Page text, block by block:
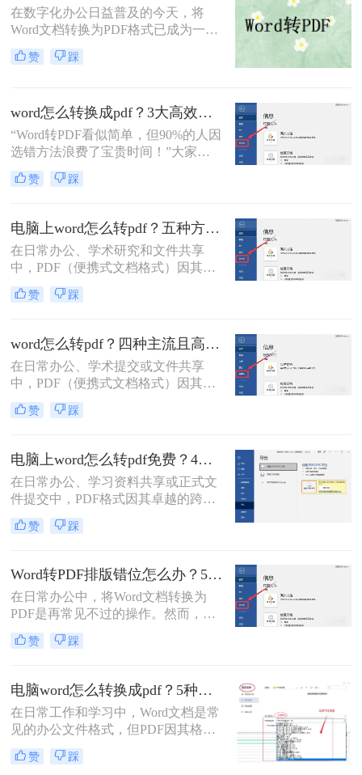
在数字化办公日益普及的今天，将
Word文档转换为PDF格式已成为一项
基本且重要的技能。PDF格式因其跨
平台兼容性、格式稳定性和安全性，
三种将Word转换为PDF的方法。
赞 踩
word怎么转换成pdf？3大高效方法详解，职场人必备技能！
“Word转PDF看似简单，但90%的人因
选错方法浪费了宝贵时间！”大家
好，我是小编——一位深耕电脑办公
软件测评多年的IT博主。在日常工作
后格式错乱，还得手动调整，太折腾
了！”尤其对于职场办公人群和自媒
体创作者而言，Word转PDF的需求高
频且关键：报告提交、合同归档、内
容分发……任何格式失误都可能导致
专业形象受损。
赞 踩
电脑上word怎么转pdf？五种方法详解！
在日常办公、学术研究和文件共享
中，PDF（便携式文档格式）因其跨
平台、格式固定、不易被篡改的特
性，已成为文件分发的标准格式。而
工具，将其内容完美转换为PDF，是
几乎每个人都会遇到的需求。那么电
脑上word怎么转pdf呢？
赞 踩
word怎么转pdf？四种主流且高效全解析！
在日常办公、学术提交或文件共享
中，PDF（便携式文档格式）因其卓
越的跨平台一致性、格式固定性和安
全性，已成为文件分发的首选格式。
辑工具，将其创作的文档转换为PDF
是一项高频且关键的操作。尽管操作
看似简单，但不同的转换方法在效
果、效率和应用场景上却大相径庭。
那么word怎么转pdf呢？
赞 踩
电脑上word怎么转pdf免费？4种高效的方法详解！
在日常办公、学习资料共享或正式文
件提交中，PDF格式因其卓越的跨平
台兼容性、固定的排版格式以及良好
的安全性，几乎成为了标准文件格
档编辑工具，我们经常需要将其编辑
好的文档转换为PDF。
赞 踩
Word转PDF排版错位怎么办？5种有效方法彻底解决排版错位问题！
在日常办公中，将Word文档转换为
PDF是再常见不过的操作。然而，很
多用户都遇到过这样的困扰：明明在
Word里排版整齐的文档，转成PDF后
偏、页码丢失等问题。尤其是在提交
重要报告、学术论文或投标文件时，
排版错位不仅影响美观，更可能让专
业形象大打折扣。那么word转pdf排版
错位怎么办？本文结合多年办公实战
经验，整理出5种经过验证的有效方
赞 踩
电脑word怎么转换成pdf？5种详细方法全解析！
在日常工作和学习中，Word文档是常
见的办公文件格式，但PDF因其格式
固定、兼容性好、安全性高等特点，
成为跨平台共享和打印的首选。那么
赞 踩